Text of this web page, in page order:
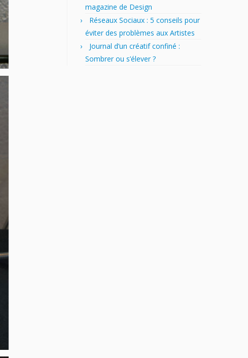
magazine de Design
Réseaux Sociaux : 5 conseils pour
éviter des problèmes aux Artistes
Journal d’un créatif confiné :
Sombrer ou s’élever ?